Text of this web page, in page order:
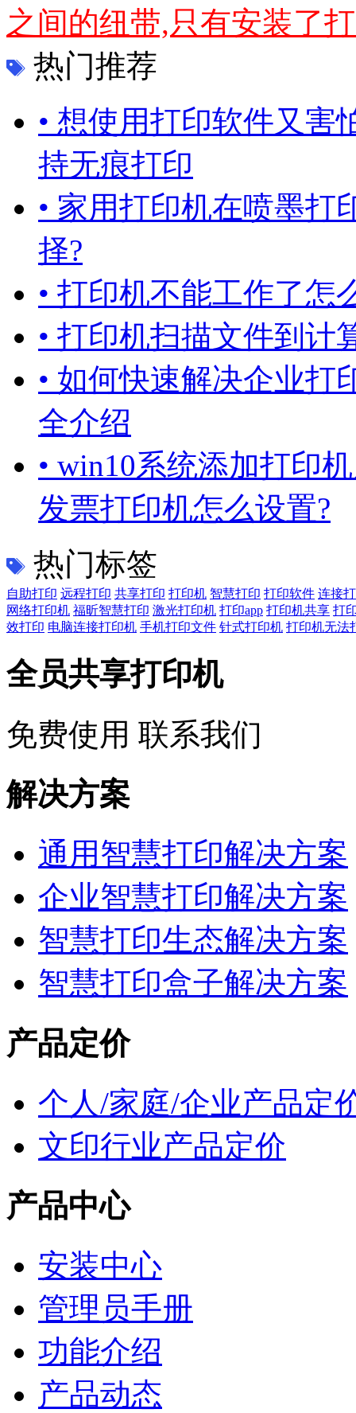
之间的纽带,只有安装了
热门推荐
• 想使用打印软件又害
持无痕打印
• 家用打印机在喷墨打
择?
• 打印机不能工作了怎
• 打印机扫描文件到计
• 如何快速解决企业打
全介绍
• win10系统添加打印
发票打印机怎么设置?
热门标签
自助打印 远程打印 共享打印 打印机 智慧打印 打印软件 连接
网络打印机 福昕智慧打印 激光打印机 打印app 打印机共享 打
效打印 电脑连接打印机 手机打印文件 针式打印机 打印机无法
全员共享打印机
免费使用 联系我们
解决方案
通用智慧打印解决方案
企业智慧打印解决方案
智慧打印生态解决方案
智慧打印盒子解决方案
产品定价
个人/家庭/企业产品定
文印行业产品定价
产品中心
安装中心
管理员手册
功能介绍
产品动态